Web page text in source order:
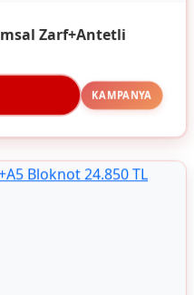
Zarf+Antetli
KAMPANYA